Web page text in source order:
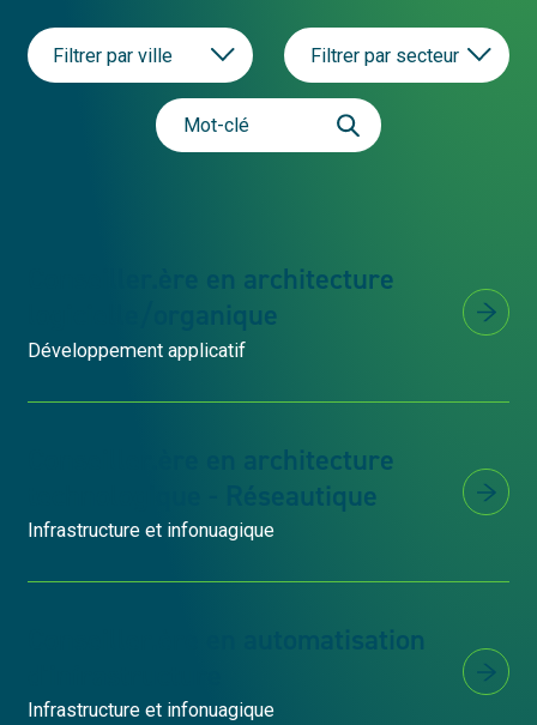
Filtrer par ville Filtrer par secteur
Conseiller.ère en architecture
logicielle/organique
Développement applicatif
Conseiller.ère en architecture
technologique - Réseautique
Infrastructure et infonuagique
Conseiller.ère en automatisation
Infrastructure et infonuagique